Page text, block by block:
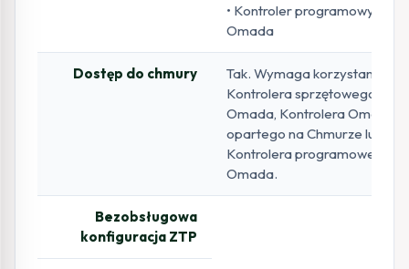
• Kontroler programowy
Omada
Dostęp do chmury
Tak. Wymaga korzystania z
Kontrolera sprzętowego
Omada, Kontrolera Omada
opartego na Chmurze lub
Kontrolera programowego
Omada.
Bezobsługowa
konfiguracja ZTP